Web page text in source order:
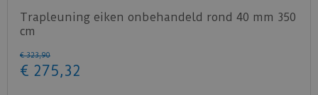
Trapleuning eiken onbehandeld rond 40 mm 350
cm
€ 323,90
€ 275,32